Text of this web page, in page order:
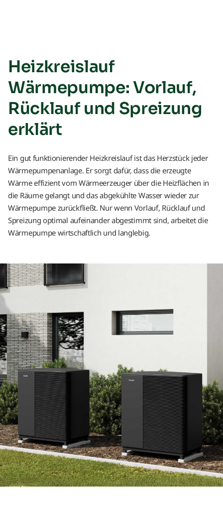
Wärmepumpen-Lexikon
Grundlagen & Technologie
Planung & Technik
Kosten & Förderung
Markt & Trends
Heizkreislauf
Wärmepumpe: Vorlauf,
Rücklauf und Spreizung
erklärt
Ein gut funktionierender Heizkreislauf ist das Herzstück jeder
Wärmepumpenanlage. Er sorgt dafür, dass die erzeugte
Wärme effizient vom Wärmeerzeuger über die Heizflächen in
die Räume gelangt und das abgekühlte Wasser wieder zur
Wärmepumpe zurückfließt. Nur wenn Vorlauf, Rücklauf und
Spreizung optimal aufeinander abgestimmt sind, arbeitet die
Wärmepumpe wirtschaftlich und langlebig.